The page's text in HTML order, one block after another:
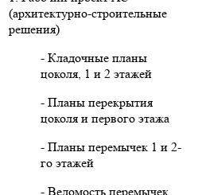
(архитектурно-строительные
решения)
- Кладочные планы
цоколя, 1 и 2 этажей
- Планы перекрытия
цоколя и первого этажа
- Планы перемычек 1 и 2-
го этажей
- Ведомость перемычек